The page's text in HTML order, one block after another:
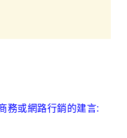
務或網路行銷的建言: